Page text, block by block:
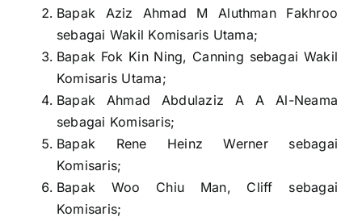
Bapak Aziz Ahmad M Aluthman Fakhroo
sebagai Wakil Komisaris Utama;
Bapak Fok Kin Ning, Canning sebagai Wakil
Komisaris Utama;
Bapak Ahmad Abdulaziz A A Al-Neama
sebagai Komisaris;
Bapak Rene Heinz Werner sebagai
Komisaris;
Bapak Woo Chiu Man, Cliff sebagai
Komisaris;